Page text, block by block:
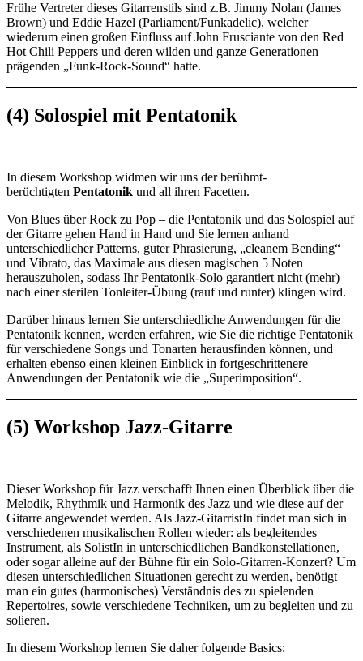
Frühe Vertreter dieses Gitarrenstils sind z.B. Jimmy Nolan (James
Brown) und Eddie Hazel (Parliament/Funkadelic), welcher
wiederum einen großen Einfluss auf John Frusciante von den Red
Hot Chili Peppers und deren wilden und ganze Generationen
prägenden „Funk-Rock-Sound“ hatte.
(4) Solospiel mit Pentatonik
In diesem Workshop widmen wir uns der berühmt-
berüchtigten Pentatonik und all ihren Facetten.
Von Blues über Rock zu Pop – die Pentatonik und das Solospiel auf
der Gitarre gehen Hand in Hand und Sie lernen anhand
unterschiedlicher Patterns, guter Phrasierung, „cleanem Bending“
und Vibrato, das Maximale aus diesen magischen 5 Noten
herauszuholen, sodass Ihr Pentatonik-Solo garantiert nicht (mehr)
nach einer sterilen Tonleiter-Übung (rauf und runter) klingen wird.
Darüber hinaus lernen Sie unterschiedliche Anwendungen für die
Pentatonik kennen, werden erfahren, wie Sie die richtige Pentatonik
für verschiedene Songs und Tonarten herausfinden können, und
erhalten ebenso einen kleinen Einblick in fortgeschrittenere
Anwendungen der Pentatonik wie die „Superimposition“.
(5) Workshop Jazz-Gitarre
Dieser Workshop für Jazz verschafft Ihnen einen Überblick über die
Melodik, Rhythmik und Harmonik des Jazz und wie diese auf der
Gitarre angewendet werden. Als Jazz-GitarristIn findet man sich in
verschiedenen musikalischen Rollen wieder: als begleitendes
Instrument, als SolistIn in unterschiedlichen Bandkonstellationen,
oder sogar alleine auf der Bühne für ein Solo-Gitarren-Konzert? Um
diesen unterschiedlichen Situationen gerecht zu werden, benötigt
man ein gutes (harmonisches) Verständnis des zu spielenden
Repertoires, sowie verschiedene Techniken, um zu begleiten und zu
solieren.
In diesem Workshop lernen Sie daher folgende Basics: